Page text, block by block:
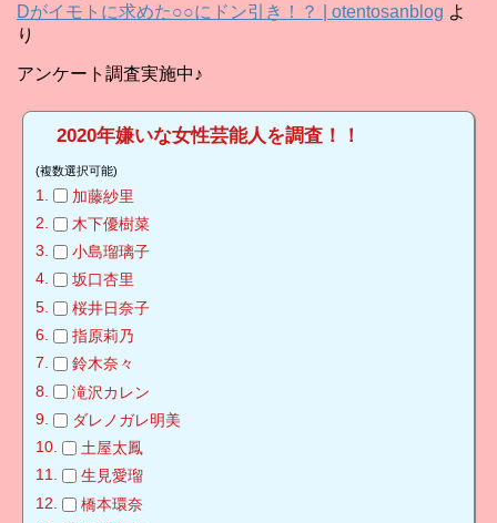
Dがイモトに求めた○○にドン引き！？ | otentosanblog よ
り
アンケート調査実施中♪
2020年嫌いな女性芸能人を調査！！
(複数選択可能)
加藤紗里
木下優樹菜
小島瑠璃子
坂口杏里
桜井日奈子
指原莉乃
鈴木奈々
滝沢カレン
ダレノガレ明美
土屋太鳳
生見愛瑠
橋本環奈